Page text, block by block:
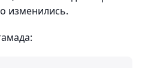
изменились.